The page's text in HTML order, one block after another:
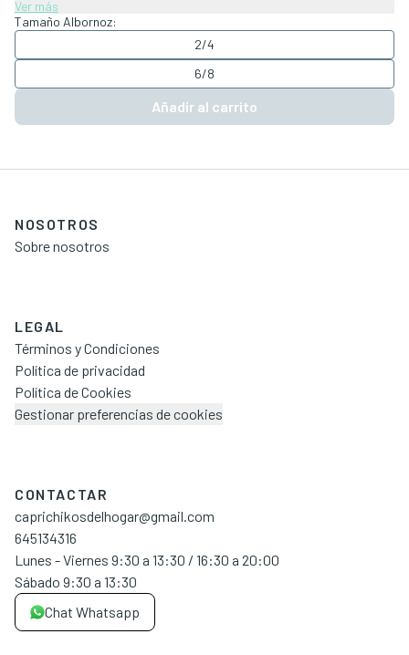
Ver más
Tamaño Albornoz:
2/4
6/8
Añadir al carrito
NOSOTROS
Sobre nosotros
LEGAL
Términos y Condiciones
Política de privacidad
Política de Cookies
Gestionar preferencias de cookies
CONTACTAR
caprichikosdelhogar@gmail.com
645134316
Lunes - Viernes 9:30 a 13:30 / 16:30 a 20:00
Sábado 9:30 a 13:30
Chat Whatsapp